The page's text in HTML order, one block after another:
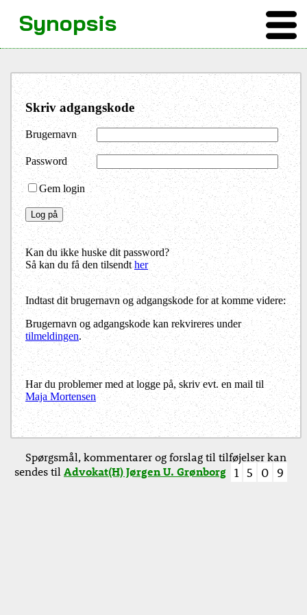
Skriv adgangskode
Brugernavn
Password
Gem login
Kan du ikke huske dit password?
Så kan du få den tilsendther
Indtast dit brugernavn og adgangskode for at komme videre:
Brugernavn og adgangskode kan rekvireres under
tilmeldingen.
Har du problemer med at logge på, skriv evt. en mail til
Maja Mortensen
Synopsis
Spørgsmål, kommentarer og forslag til tilføjelser kan
sendes tilAdvokat(H) Jørgen U. Grønborg 1 5 0 9